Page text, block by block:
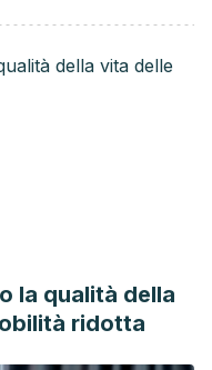
la qualità della
ridotta